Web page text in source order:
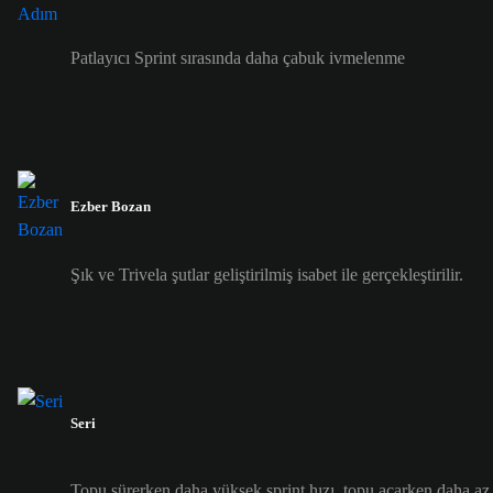
Patlayıcı Sprint sırasında daha çabuk ivmelenme
Ezber Bozan
Şık ve Trivela şutlar geliştirilmiş isabet ile gerçekleştirilir.
Seri